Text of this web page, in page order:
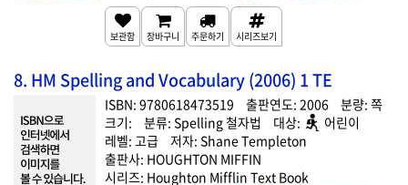
8. HM Spelling and Vocabulary (2006) 1 TE
9780618473519
2006
Spelling 철자법
어린이
고급
Shane Templeton
HOUGHTON MIFFIN
Houghton Mifflin Text Book